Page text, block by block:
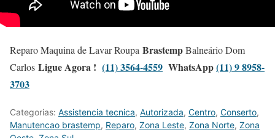
Reparo Maquina de Lavar Roupa BrastempBalneário Dom
Carlos Ligue Agora ! (11) 3564-4559 WhatsApp(11) 9 8958-
3703
Categorias: Assistencia tecnica, Autorizada, Centro, Conserto,
Manutencao brastemp, Reparo, Zona Leste, Zona Norte, Zona